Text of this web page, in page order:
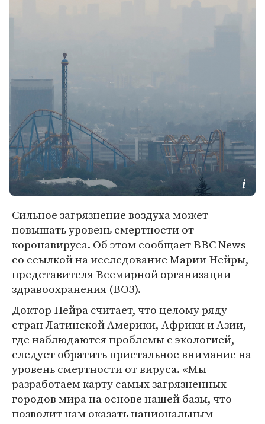
Сильное загрязнение воздуха может
повышать уровень смертности от
коронавируса. Об этом сообщает BBC News
со ссылкой на исследование Марии Нейры,
представителя Всемирной организации
здравоохранения (ВОЗ).
Доктор Нейра считает, что целому ряду
стран Латинской Америки, Африки и Азии,
где наблюдаются проблемы с экологией,
следует обратить пристальное внимание на
уровень смертности от вируса. «Мы
разработаем карту самых загрязненных
городов мира на основе нашей базы, что
позволит нам оказать национальным